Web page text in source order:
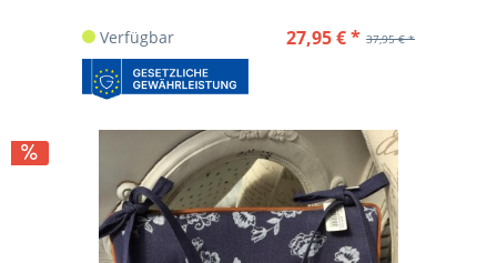
Verfügbar 37,95 € *
27,95 € *